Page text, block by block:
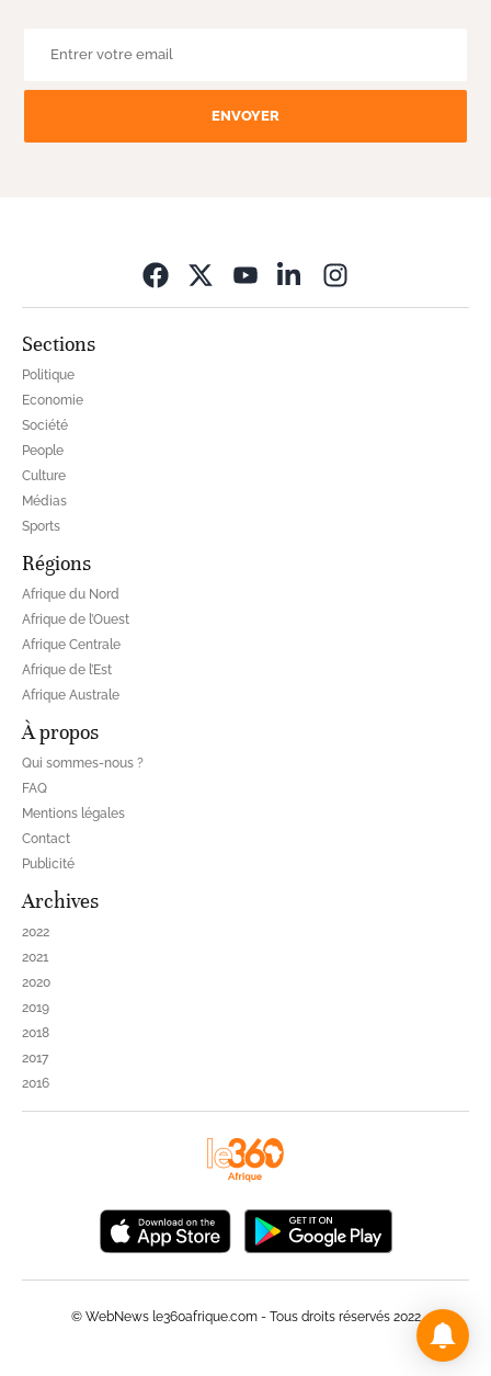
ENVOYER
Sections
Politique
Economie
Société
People
Culture
Médias
Sports
Régions
Afrique du Nord
Afrique de l’Ouest
Afrique Centrale
Afrique de l’Est
Afrique Australe
À propos
Qui sommes-nous ?
FAQ
Mentions légales
Contact
Publicité
Archives
2022
2021
2020
2019
2018
2017
2016
© WebNews le360afrique.com - Tous droits réservés 2022